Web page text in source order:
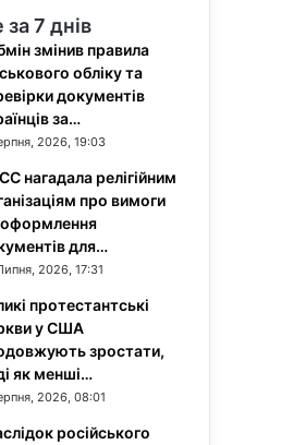
7 днів
змінив правила
обліку та
документів
за…
2026, 19:03
нагадала релігійним
про вимоги
для…
2026, 17:31
протестантські
у США
зростати,
як менші…
2026, 08:01
російського